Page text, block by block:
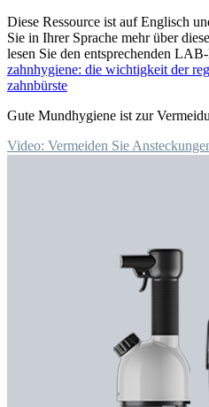
Diese Ressource ist auf Englisch
Sie in Ihrer Sprache mehr über
lesen Sie den entsprechenden
zahnhygiene: die wichtigkeit der
zahnbürste
Gute Mundhygiene ist zur
Video: Vermeiden Sie